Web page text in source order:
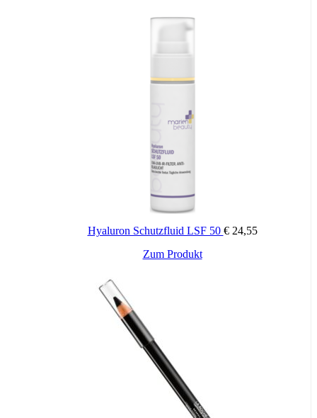
Hyaluron Schutzfluid LSF 50 €24,55
Zum Produkt